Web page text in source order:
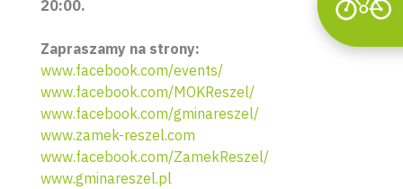
20:00.
Zapraszamy na strony:
www.facebook.com/events/
www.facebook.com/MOKReszel/
www.facebook.com/gminareszel/
www.zamek-reszel.com
www.facebook.com/ZamekReszel/
www.gminareszel.pl